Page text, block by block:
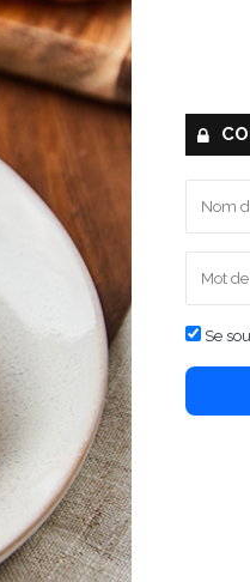
Se